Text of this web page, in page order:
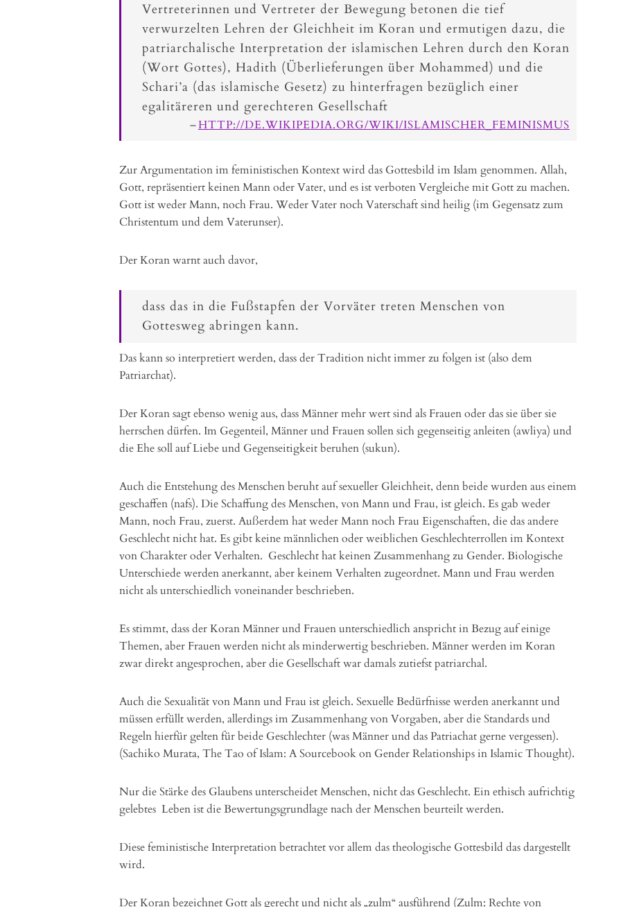
Vertreterinnen und Vertreter der Bewegung betonen die tief
verwurzelten Lehren der Gleichheit im Koran und ermutigen dazu, die
patriarchalische Interpretation der islamischen Lehren durch den Koran
(Wort Gottes), Hadith (Überlieferungen über Mohammed) und die
Schari’a (das islamische Gesetz) zu hinterfragen bezüglich einer
egalitäreren und gerechteren Gesellschaft
HTTP://DE.WIKIPEDIA.ORG/WIKI/ISLAMISCHER_FEMINISMUS
Zur Argumentation im feministischen Kontext wird das Gottesbild im Islam genommen. Allah,
Gott, repräsentiert keinen Mann oder Vater, und es ist verboten Vergleiche mit Gott zu machen.
Gott ist weder Mann, noch Frau. Weder Vater noch Vaterschaft sind heilig (im Gegensatz zum
Christentum und dem Vaterunser).
Der Koran warnt auch davor,
dass das in die Fußstapfen der Vorväter treten Menschen von
Gottesweg abringen kann.
Das kann so interpretiert werden, dass der Tradition nicht immer zu folgen ist (also dem
Patriarchat).
Der Koran sagt ebenso wenig aus, dass Männer mehr wert sind als Frauen oder das sie über sie
herrschen dürfen. Im Gegenteil, Männer und Frauen sollen sich gegenseitig anleiten (awliya) und
die Ehe soll auf Liebe und Gegenseitigkeit beruhen (sukun).
Auch die Entstehung des Menschen beruht auf sexueller Gleichheit, denn beide wurden aus einem
geschaffen (nafs). Die Schaffung des Menschen, von Mann und Frau, ist gleich. Es gab weder
Mann, noch Frau, zuerst. Außerdem hat weder Mann noch Frau Eigenschaften, die das andere
Geschlecht nicht hat. Es gibt keine männlichen oder weiblichen Geschlechterrollen im Kontext
von Charakter oder Verhalten. Geschlecht hat keinen Zusammenhang zu Gender. Biologische
Unterschiede werden anerkannt, aber keinem Verhalten zugeordnet. Mann und Frau werden
nicht als unterschiedlich voneinander beschrieben.
Es stimmt, dass der Koran Männer und Frauen unterschiedlich anspricht in Bezug auf einige
Themen, aber Frauen werden nicht als minderwertig beschrieben. Männer werden im Koran
zwar direkt angesprochen, aber die Gesellschaft war damals zutiefst patriarchal.
Auch die Sexualität von Mann und Frau ist gleich. Sexuelle Bedürfnisse werden anerkannt und
müssen erfüllt werden, allerdings im Zusammenhang von Vorgaben, aber die Standards und
Regeln hierfür gelten für beide Geschlechter (was Männer und das Patriachat gerne vergessen).
(Sachiko Murata, The Tao of Islam: A Sourcebook on Gender Relationships in Islamic Thought).
Nur die Stärke des Glaubens unterscheidet Menschen, nicht das Geschlecht. Ein ethisch aufrichtig
gelebtes Leben ist die Bewertungsgrundlage nach der Menschen beurteilt werden.
Diese feministische Interpretation betrachtet vor allem das theologische Gottesbild das dargestellt
wird.
Der Koran bezeichnet Gott als gerecht und nicht als „zulm“ ausführend (Zulm: Rechte von